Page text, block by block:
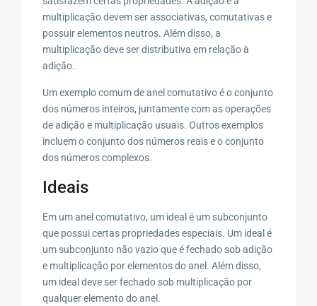
multiplicação devem ser associativas, comutativas e
possuir elementos neutros. Além disso, a
multiplicação deve ser distributiva em relação à
adição.
Um exemplo comum de anel comutativo é o conjunto
dos números inteiros, juntamente com as operações
de adição e multiplicação usuais. Outros exemplos
incluem o conjunto dos números reais e o conjunto
dos números complexos.
Ideais
Em um anel comutativo, um ideal é um subconjunto
que possui certas propriedades especiais. Um ideal é
um subconjunto não vazio que é fechado sob adição
e multiplicação por elementos do anel. Além disso,
um ideal deve ser fechado sob multiplicação por
qualquer elemento do anel.